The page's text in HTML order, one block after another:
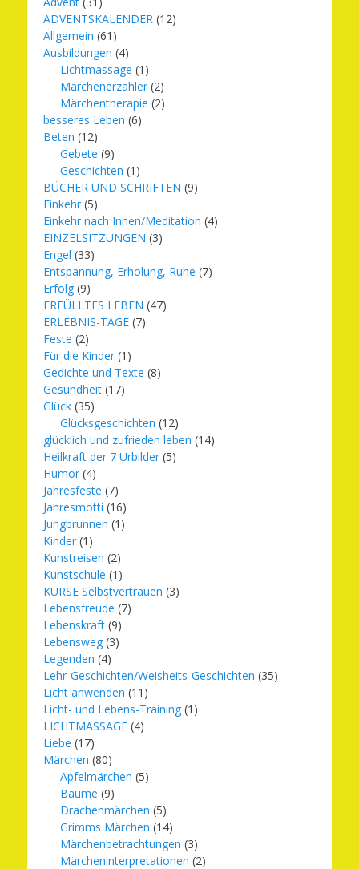
ADVENTSKALENDER (12)
Allgemein (61)
Ausbildungen (4)
Lichtmassage (1)
Märchenerzähler (2)
Märchentherapie (2)
besseres Leben (6)
Beten (12)
Gebete (9)
Geschichten (1)
BÜCHER UND SCHRIFTEN (9)
Einkehr (5)
Einkehr nach Innen/Meditation (4)
EINZELSITZUNGEN (3)
Engel (33)
Entspannung, Erholung, Ruhe (7)
Erfolg (9)
ERFÜLLTES LEBEN (47)
ERLEBNIS-TAGE (7)
Feste (2)
Für die Kinder (1)
Gedichte und Texte (8)
Gesundheit (17)
Glück (35)
Glücksgeschichten (12)
glücklich und zufrieden leben (14)
Heilkraft der 7 Urbilder (5)
Humor (4)
Jahresfeste (7)
Jahresmotti (16)
Jungbrunnen (1)
Kinder (1)
Kunstreisen (2)
Kunstschule (1)
KURSE Selbstvertrauen (3)
Lebensfreude (7)
Lebenskraft (9)
Lebensweg (3)
Legenden (4)
Lehr-Geschichten/Weisheits-Geschichten (35)
Licht anwenden (11)
Licht- und Lebens-Training (1)
LICHTMASSAGE (4)
Liebe (17)
Märchen (80)
Apfelmärchen (5)
Bäume (9)
Drachenmärchen (5)
Grimms Märchen (14)
Märchenbetrachtungen (3)
Märcheninterpretationen (2)